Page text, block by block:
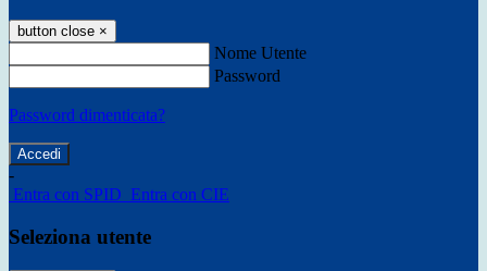
button close ×
Nome Utente
Password
Password dimenticata?
-
Entra con SPID Entra con CIE
Seleziona utente